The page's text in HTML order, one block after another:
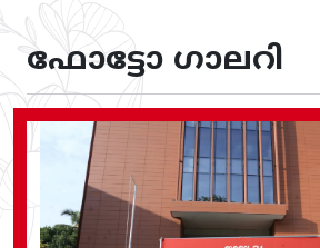
ഫോട്ടോ ഗാലറി